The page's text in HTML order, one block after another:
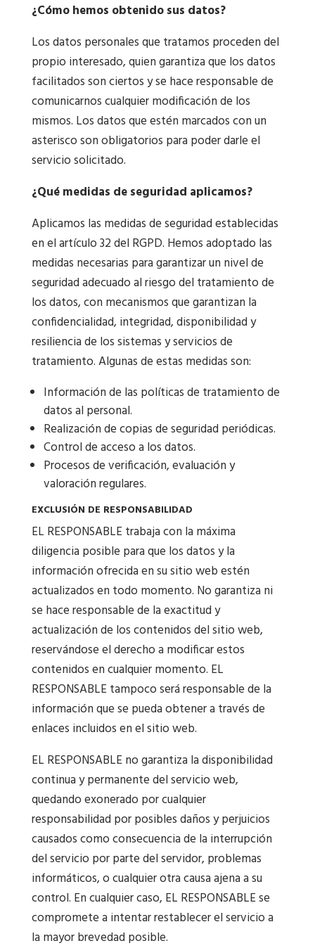
¿Cómo hemos obtenido sus datos?
Los datos personales que tratamos proceden del
propio interesado, quien garantiza que los datos
facilitados son ciertos y se hace responsable de
comunicarnos cualquier modificación de los
mismos. Los datos que estén marcados con un
asterisco son obligatorios para poder darle el
servicio solicitado.
¿Qué medidas de seguridad aplicamos?
Aplicamos las medidas de seguridad establecidas
en el artículo 32 del RGPD. Hemos adoptado las
medidas necesarias para garantizar un nivel de
seguridad adecuado al riesgo del tratamiento de
los datos, con mecanismos que garantizan la
confidencialidad, integridad, disponibilidad y
resiliencia de los sistemas y servicios de
tratamiento. Algunas de estas medidas son:
Información de las políticas de tratamiento de
datos al personal.
Realización de copias de seguridad periódicas.
Control de acceso a los datos.
Procesos de verificación, evaluación y
valoración regulares.
EXCLUSIÓN DE RESPONSABILIDAD
EL RESPONSABLE trabaja con la máxima
diligencia posible para que los datos y la
información ofrecida en su sitio web estén
actualizados en todo momento. No garantiza ni
se hace responsable de la exactitud y
actualización de los contenidos del sitio web,
reservándose el derecho a modificar estos
contenidos en cualquier momento. EL
RESPONSABLE tampoco será responsable de la
información que se pueda obtener a través de
enlaces incluidos en el sitio web.
EL RESPONSABLE no garantiza la disponibilidad
continua y permanente del servicio web,
quedando exonerado por cualquier
responsabilidad por posibles daños y perjuicios
causados como consecuencia de la interrupción
del servicio por parte del servidor, problemas
informáticos, o cualquier otra causa ajena a su
control. En cualquier caso, EL RESPONSABLE se
compromete a intentar restablecer el servicio a
la mayor brevedad posible.